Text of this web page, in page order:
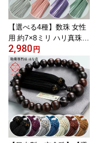
便送料無料】
【選べる4種】数珠 女性
用 約7×8ミリ ハリ真珠
人絹房【略式数珠 京念珠
京都 真珠風 満中蔭 志 ピ
ンク 藤 グリーン パール
記念品 宗派共通 姉妹 親
子 マイ数珠 売れてま
す！ イチオシ RM RJ JI
M 2000200103011】
【数珠袋付き】【ネコポ
ス便送料無料】
2,980 円